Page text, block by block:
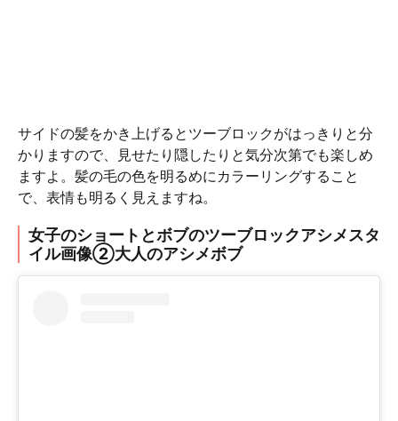
サイドの髪をかき上げるとツーブロックがはっきりと分
かりますので、見せたり隠したりと気分次第でも楽しめ
ますよ。髪の毛の色を明るめにカラーリングすること
で、表情も明るく見えますね。
女子のショートとボブのツーブロックアシメスタ
イル画像②大人のアシメボブ